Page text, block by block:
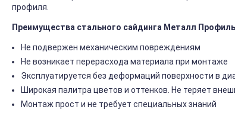
профиля.
Преимущества стального сайдинга Металл Профиль
Не подвержен механическим повреждениям
Не возникает перерасхода материала при монтаже
Эксплуатируется без деформаций поверхности в
Широкая палитра цветов и оттенков. Не теряет
Монтаж прост и не требует специальных знаний